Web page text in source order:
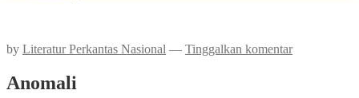
by Literatur Perkantas Nasional — Tinggalkan komentar
Anomali